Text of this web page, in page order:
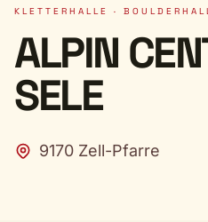
KLETTERHALLE ·
ALPIN
SELE
9170 Zell-Pfarre